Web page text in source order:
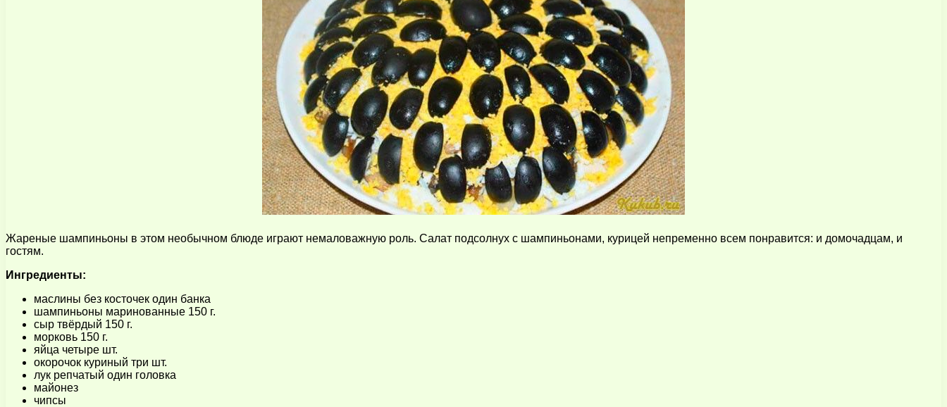
Жареные шампиньоны в этом необычном блюде играют немаловажную роль. Салат подсолнух с шампиньонами, курицей непременно всем понравится: и домочадцам, и
гостям.
Ингредиенты:
маслины без косточек один банка
шампиньоны маринованные 150 г.
сыр твёрдый 150 г.
морковь 150 г.
яйца четыре шт.
окорочок куриный три шт.
лук репчатый один головка
майонез
чипсы